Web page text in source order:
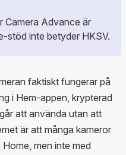
Camera Advance är
stöd inte betyder HKSV.
faktiskt fungerar på
i Hem-appen, krypterad
att använda utan att
är att många kameror
men inte med